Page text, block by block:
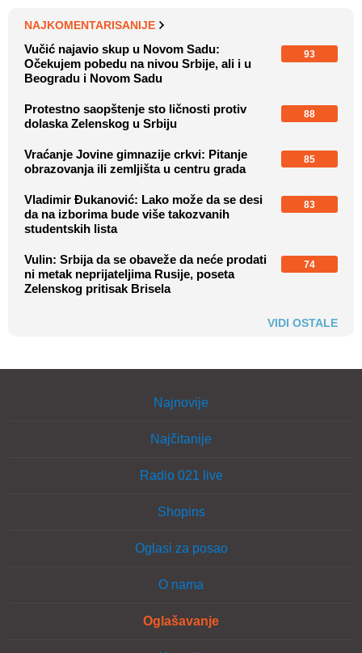
NAJKOMENTARISANIJE
Vučić najavio skup u Novom Sadu:
Očekujem pobedu na nivou Srbije, ali i u
Beogradu i Novom Sadu
93
Protestno saopštenje sto ličnosti protiv
dolaska Zelenskog u Srbiju
88
Vraćanje Jovine gimnazije crkvi: Pitanje
obrazovanja ili zemljišta u centru grada
85
Vladimir Đukanović: Lako može da se desi
da na izborima bude više takozvanih
studentskih lista
83
Vulin: Srbija da se obaveže da neće prodati
ni metak neprijateljima Rusije, poseta
Zelenskog pritisak Brisela
74
VIDI OSTALE
Najnovije
Najčitanije
Radio 021 live
Shopins
Oglasi za posao
O nama
Oglašavanje